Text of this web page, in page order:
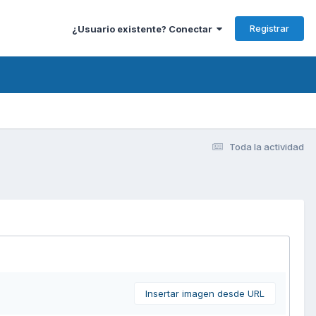
¿Usuario existente? Conectar Registrar
Toda la actividad
Insertar imagen desde URL